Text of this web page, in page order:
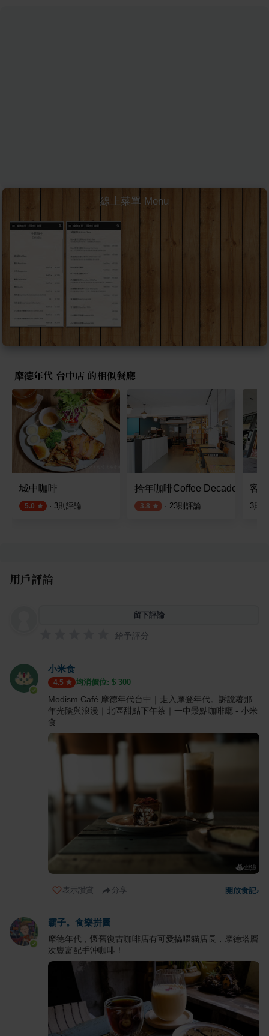
線上菜單 Menu
摩德年代 台中店 的相似餐廳
城中咖啡
5.0 · 3則評論
拾年咖啡Coffee Decade
3.8 · 23則評論
客
3則
用戶評論
留下評論
給予評分
小米食
4.5 均消價位: $ 300
Modism Café 摩德年代台中｜走入摩登年代。訴說著那
年光陰與浪漫｜北區甜點下午茶｜一中景點咖啡廳 - 小米
食
表示讚賞 分享 開啟食記›
霸子。食樂拼圖
摩德年代，懷舊復古咖啡店有可愛搞喂貓店長，摩德塔層
次豐富配手沖咖啡！